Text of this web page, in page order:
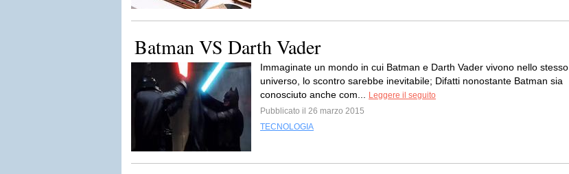
Batman VS Darth Vader
Immaginate un mondo in cui Batman e Darth Vader vivono nello stesso
universo, lo scontro sarebbe inevitabile; Difatti nonostante Batman sia
conosciuto anche com...
Leggere il seguito
Pubblicato il 26 marzo 2015
TECNOLOGIA